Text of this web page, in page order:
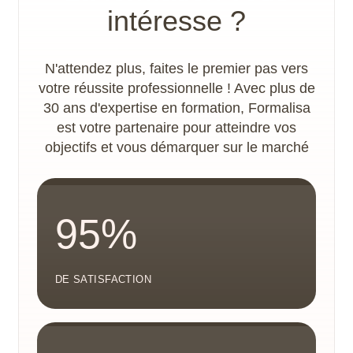
intéresse ?
N'attendez plus, faites le premier pas vers
votre réussite professionnelle ! Avec plus de
30 ans d'expertise en formation, Formalisa
est votre partenaire pour atteindre vos
objectifs et vous démarquer sur le marché
95%
DE SATISFACTION